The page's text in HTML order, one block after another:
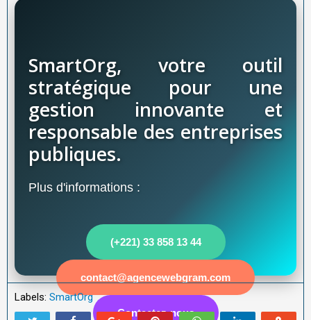
SmartOrg, votre outil
stratégique pour une
gestion innovante et
responsable des entreprises
publiques.
Plus d'informations :
(+221) 33 858 13 44
contact@agencewebgram.com
Contactez-nous
Labels: SmartOrg